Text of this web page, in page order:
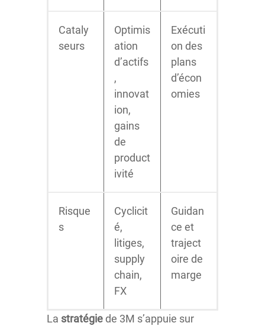
Cataly
seurs
Optimis
ation
d’actifs
,
innovat
ion,
gains
de
product
ivité
Exécuti
on des
plans
d’écon
omies
Risque
s
Cyclicit
é,
litiges,
supply
chain,
FX
Guidan
ce et
traject
oire de
marge
La stratégie de 3M s’appuie sur